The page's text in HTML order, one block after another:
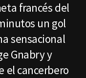
francés del
un gol
sensacional
Gnabry y
el cancerbero